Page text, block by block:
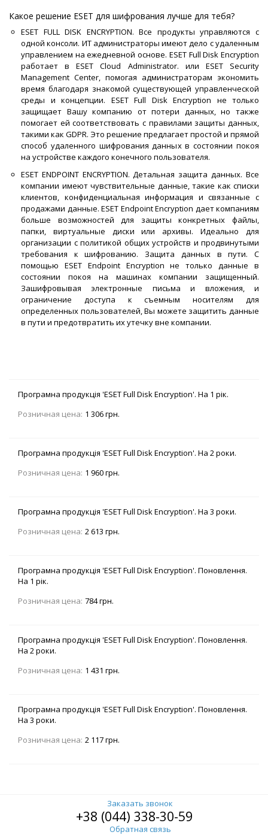
Какое решение ESET для шифрования лучше для тебя?
ESET FULL DISK ENCRYPTION. Все продукты управляются с
одной консоли. ИТ администраторы имеют дело с удаленным
управлением на ежедневной основе. ESET Full Disk Encryption
работает в ESET Cloud Administrator. или ESET Security
Management Center, помогая администраторам экономить
время благодаря знакомой существующей управленческой
среды и концепции. ESET Full Disk Encryption не только
защищает Вашу компанию от потери данных, но также
помогает ей соответствовать с правилами защиты данных,
такими как GDPR. Это решение предлагает простой и прямой
способ удаленного шифрования данных в состоянии покоя
на устройстве каждого конечного пользователя.
ESET ENDPOINT ENCRYPTION. Детальная защита данных. Все
компании имеют чувствительные данные, такие как списки
клиентов, конфиденциальная информация и связанные с
продажами данные. ESET Endpoint Encryption дает компаниям
больше возможностей для защиты конкретных файлы,
папки, виртуальные диски или архивы. Идеально для
организации с политикой общих устройств и продвинутыми
требования к шифрованию. Защита данных в пути. С
помощью ESET Endpoint Encryption не только данные в
состоянии покоя на машинах компании защищенный.
Зашифровывая электронные письма и вложения, и
ограничение доступа к съемным носителям для
определенных пользователей, Вы можете защитить данные
в пути и предотвратить их утечку вне компании.
Програмна продукція 'ESET Full Disk Encryption'. На 1 рік.
Розничная цена: 1 306 грн.
Програмна продукція 'ESET Full Disk Encryption'. На 2 роки.
Розничная цена: 1 960 грн.
Програмна продукція 'ESET Full Disk Encryption'. На 3 роки.
Розничная цена: 2 613 грн.
Програмна продукція 'ESET Full Disk Encryption'. Поновлення.
На 1 рік.
Розничная цена: 784 грн.
Програмна продукція 'ESET Full Disk Encryption'. Поновлення.
На 2 роки.
Розничная цена: 1 431 грн.
Програмна продукція 'ESET Full Disk Encryption'. Поновлення.
На 3 роки.
Розничная цена: 2 117 грн.
Заказать звонок
+38 (044) 338-30-59
Обратная связь